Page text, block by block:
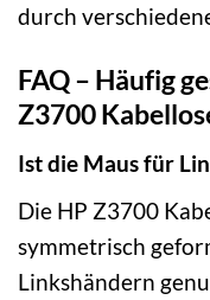
durch
FAQ – Häufig
Z3700
Ist die Maus für
Die HP Z3700
symmetrisch
Linkshändern